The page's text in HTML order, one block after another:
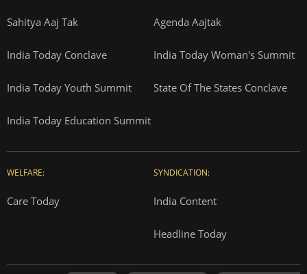
Sahitya Aaj Tak Agenda Aajtak
India Today Conclave India Today Woman's Summit
India Today Youth Summit State Of The States Conclave
India Today Education Summit
WELFARE:
Care Today
SYNDICATION:
India Content
Headline Today